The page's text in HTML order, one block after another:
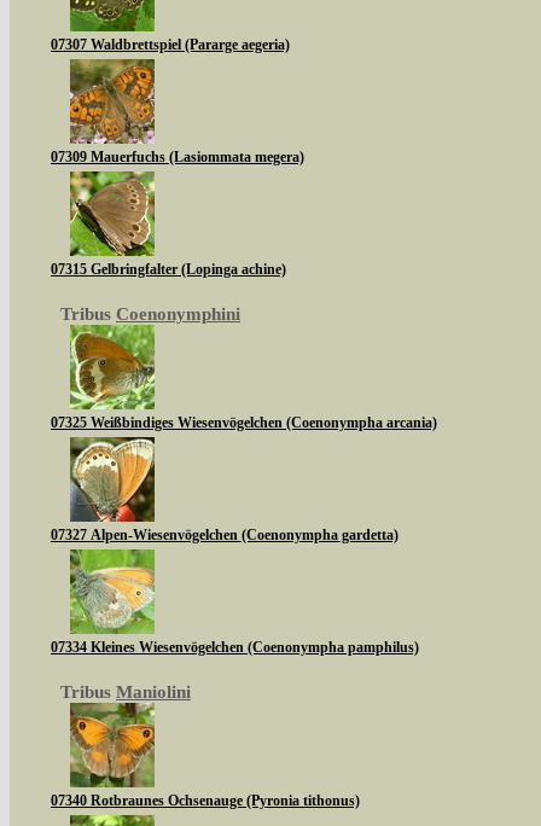
07307 Waldbrettspiel (Pararge aegeria)
07309 Mauerfuchs (Lasiommata megera)
07315 Gelbringfalter (Lopinga achine)
Tribus Coenonymphini
07325 Weißbindiges Wiesenvögelchen (Coenonympha arcania)
07327 Alpen-Wiesenvögelchen (Coenonympha gardetta)
07334 Kleines Wiesenvögelchen (Coenonympha pamphilus)
Tribus Maniolini
07340 Rotbraunes Ochsenauge (Pyronia tithonus)